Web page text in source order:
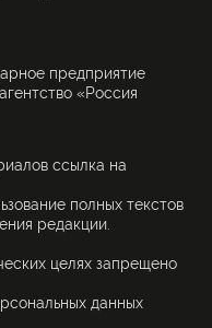
предприятие
«Россия
ссылка на
полных текстов
редакции.
целях запрещено
данных